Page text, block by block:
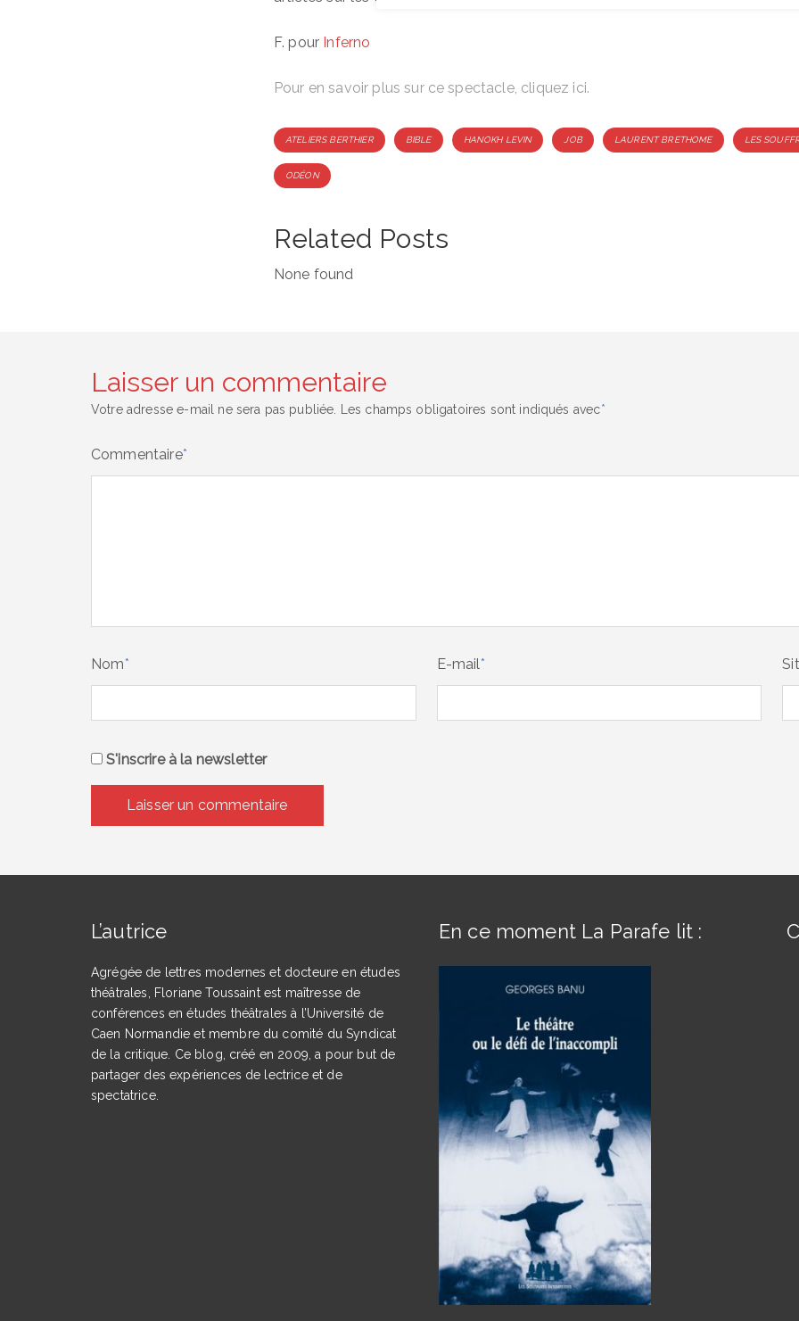
F. pour Inferno
Pour en savoir plus sur ce spectacle, cliquez ici.
Tags
ATELIERS BERTHIER BIBLE HANOKH LEVIN JOB LAURENT BRETHOME LES
ODÉON
Related Posts
None found
Laisser un commentaire
Votre adresse e-mail ne sera pas publiée. Les champs obligatoires sont indiqués avec*
Commentaire*
Nom* E-mail*
S'inscrire à la newsletter
L’autrice
Agrégée de lettres modernes et docteure en études
théâtrales, Floriane Toussaint est maîtresse de
conférences en études théâtrales à l’Université de
Caen Normandie et membre du comité du Syndicat
de la critique. Ce blog, créé en 2009, a pour but de
partager des expériences de lectrice et de
spectatrice.
En ce moment La Parafe lit :